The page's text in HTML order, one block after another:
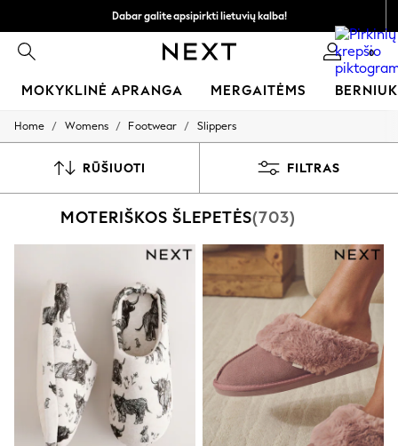
Dabar galite apsipirkti lietuvių kalba!
Greičiau ir saugiau,
atsiskaitymas naudojantis „Mokėjimas per banką“
0
MOKYKLINĖ APRANGA MERGAITĖMS
SCHOOLWEAR
Shoes
Shirts
Sweatshirts & Jumpers
Underwear
Multipacks
All Boys Sport & Swimwear
Trainers & Pumps
Swimwear
Tops
Shorts
Joggers
adidas
Home / Womens / Footwear / Slippers
RŪŠIUOTI FILTRAS
MOTERIŠKOS ŠLEPETĖS(703)